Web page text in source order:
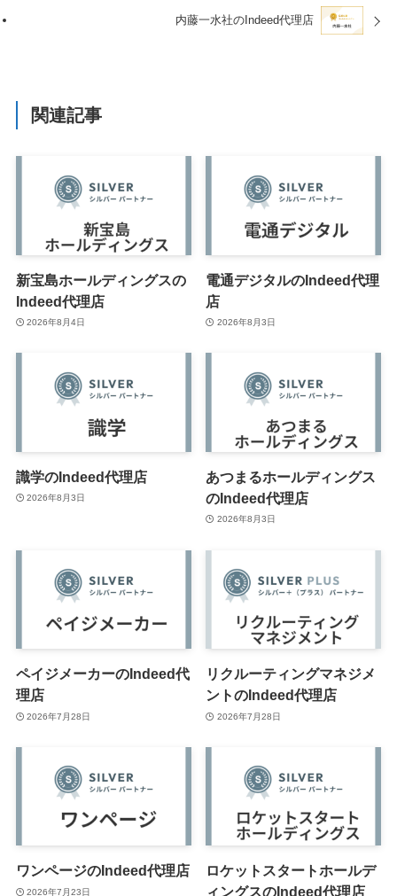
内藤一水社のIndeed代理店
関連記事
新宝島ホールディングスの
Indeed代理店
2026年8月4日
電通デジタルのIndeed代理
店
2026年8月3日
識学のIndeed代理店
2026年8月3日
あつまるホールディングス
のIndeed代理店
2026年8月3日
ペイジメーカーのIndeed代
理店
2026年7月28日
リクルーティングマネジメ
ントのIndeed代理店
2026年7月28日
ワンページのIndeed代理店
2026年7月23日
ロケットスタートホールデ
ィングスのIndeed代理店